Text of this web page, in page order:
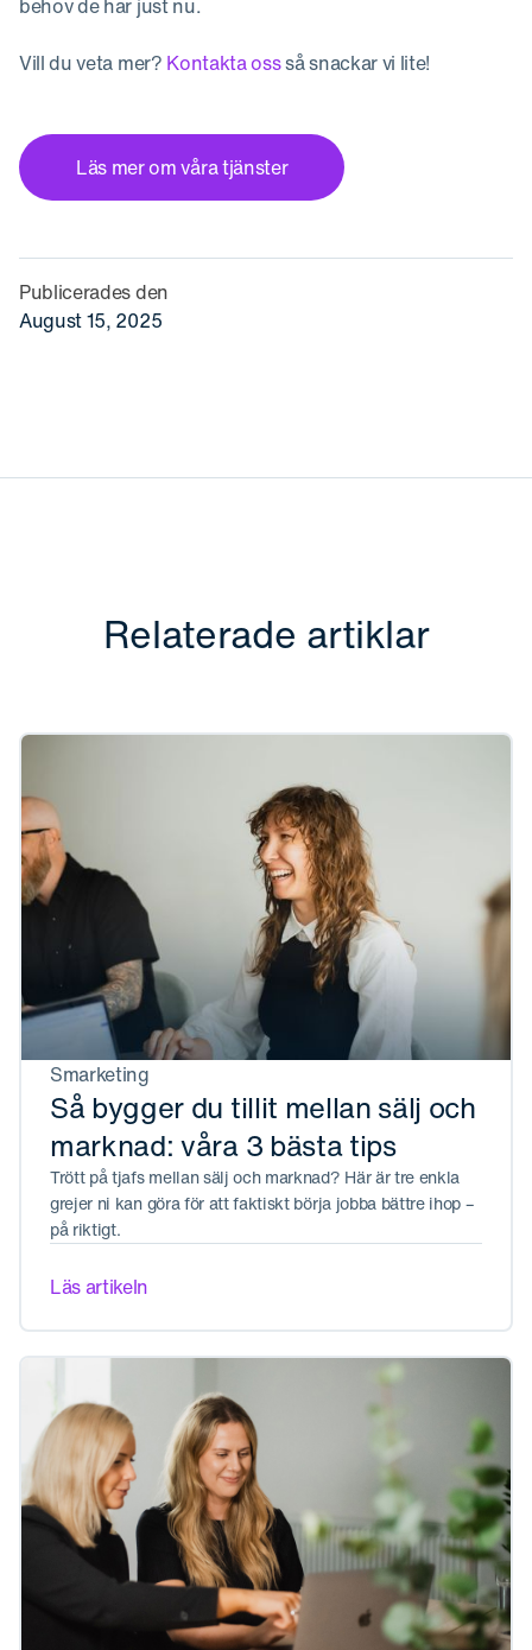
Vill du veta mer? Kontakta ossså snackar vi lite!
Läs mer om våra tjänster
Publicerades den
August 15, 2025
Relaterade artiklar
Smarketing
Så bygger du tillit mellan sälj och
marknad: våra 3 bästa tips
Trött på tjafs mellan sälj och marknad? Här är tre enkla
grejer ni kan göra för att faktiskt börja jobba bättre ihop –
på riktigt.
Läs artikeln